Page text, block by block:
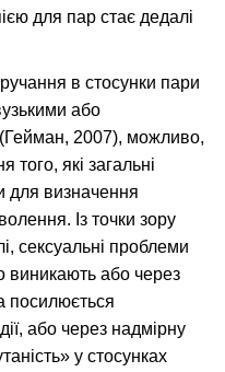
для пар стає дедалі
в стосунки пари
або
2007), можливо,
того, які загальні
для визначення
Із точки зору
сексуальні проблеми
виникають або через
посилюється
або через надмірну
у стосунках